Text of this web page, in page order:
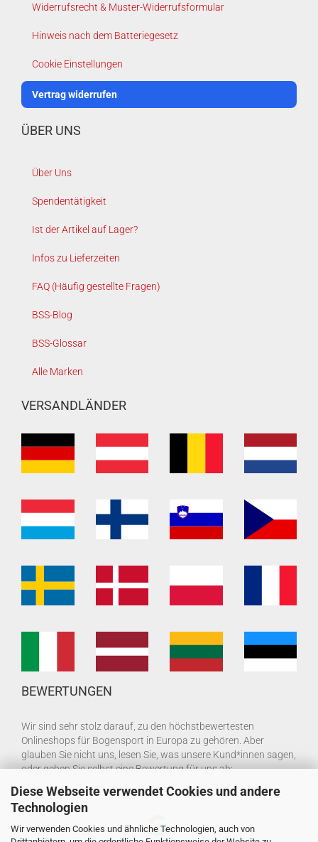
Diese Webseite verwendet Cookies und andere
Technologien
Wir verwenden Cookies und ähnliche Technologien, auch von
Widerrufsrecht & Muster-Widerrufsformular
Hinweis nach dem Batteriegesetz
Cookie Einstellungen
Vertrag widerrufen
ÜBER UNS
Über Uns
Spendentätigkeit
Ist der Artikel auf Lager?
Infos zu Lieferzeiten
FAQ (Häufig gestellte Fragen)
BSS-Blog
BSS-Glossar
Alle Marken
VERSANDLÄNDER
BEWERTUNGEN
Wir sind sehr stolz darauf, zu den höchstbewertesten
Onlineshops für Bogensport in Europa zu gehören. Aber
glauben Sie nicht uns, lesen Sie, was unsere Kund*innen sagen,
oder geben Sie selbst eine Bewertung für uns ab: